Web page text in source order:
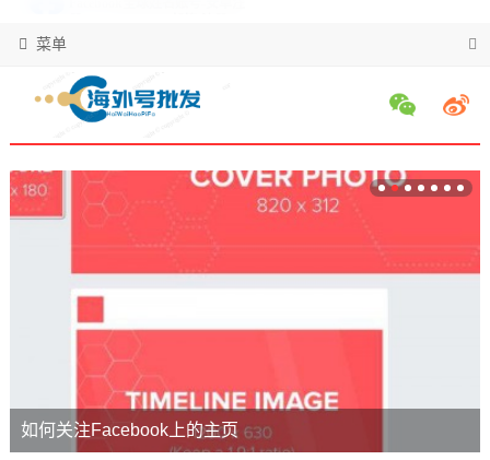
菜单
如何关注Facebook上的主页